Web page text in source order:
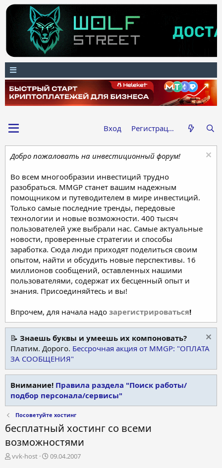
Вход Регистрация
Добро пожаловать на инвестиционный форум!
Во всем многообразии инвестиций трудно
разобраться. MMGP станет вашим надежным
помощником и путеводителем в мире инвестиций.
Только самые последние тренды, передовые
технологии и новые возможности. 400 тысяч
пользователей уже выбрали нас. Самые актуальные
новости, проверенные стратегии и способы
заработка. Сюда люди приходят поделиться своим
опытом, найти и обсудить новые перспективы. 16
миллионов сообщений, оставленных нашими
пользователями, содержат их бесценный опыт и
знания. Присоединяйтесь и вы!
Впрочем, для начала надо зарегистрироваться!
📝 Знаешь буквы и умеешь их компоновать?
Платим. Дорого. Бессрочная акция от MMGP: "ОПЛАТА
ЗА СООБЩЕНИЯ"
Внимание! Правила раздела "Поиск работы/
подбор персонала/сервисы"
Посоветуйте хостинг
бесплатный хостинг со всеми
возможностями
А
vvk-host
Д
09.04.2007